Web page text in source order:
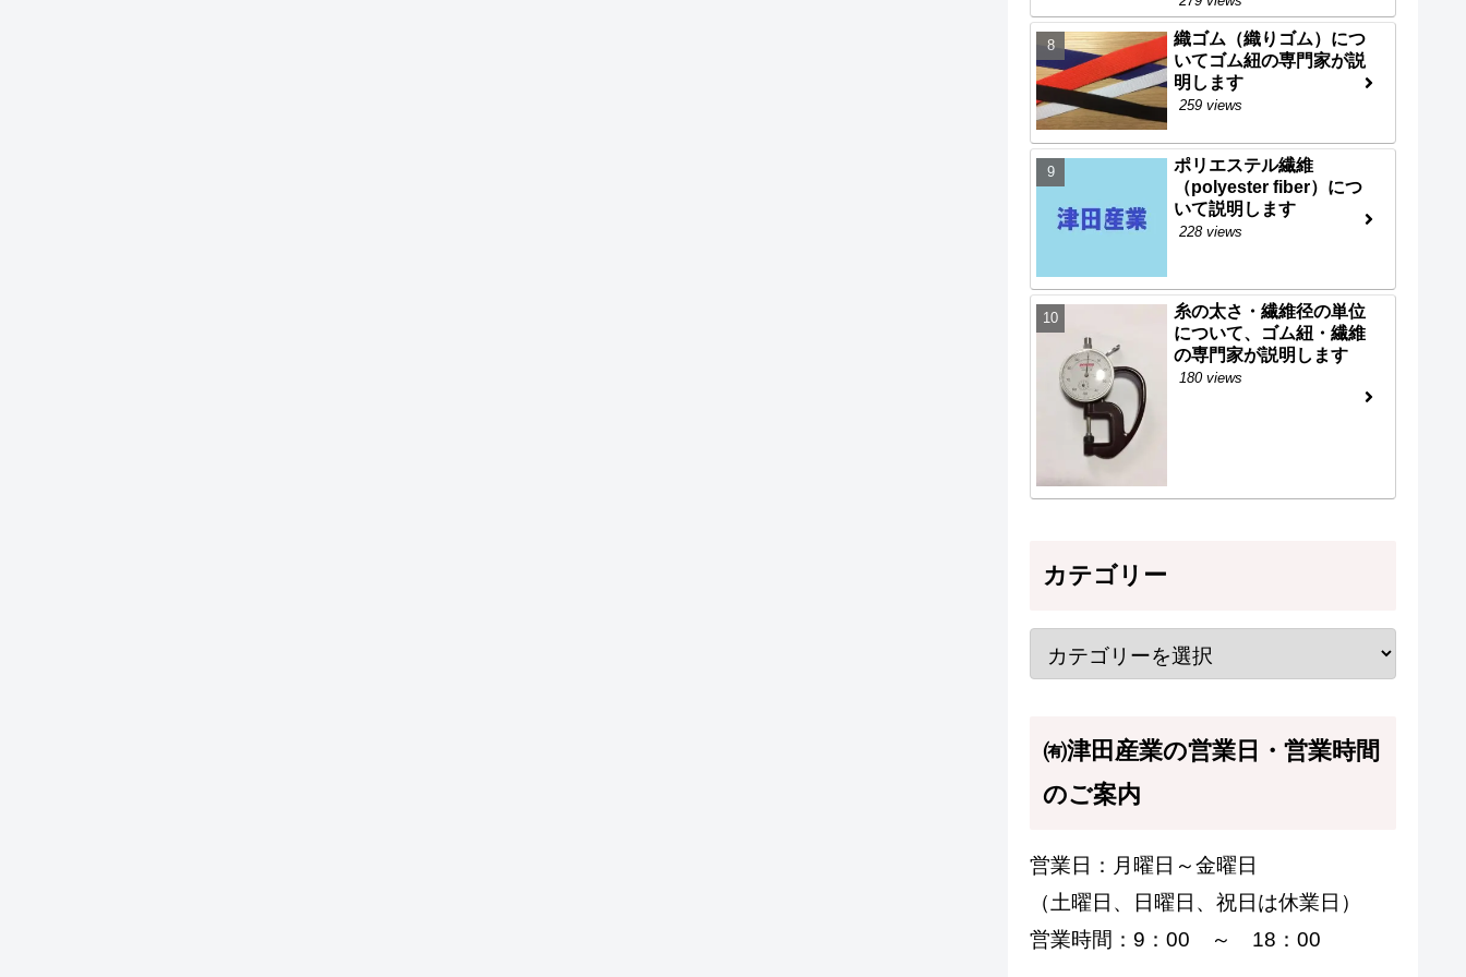
織ゴム（織りゴム）につ
いてゴム紐の専門家が説
明します
259 views
ポリエステル繊維
（polyester fiber）につ
いて説明します
228 views
糸の太さ・繊維径の単位
について、ゴム紐・繊維
の専門家が説明します
180 views
カテゴリー
㈲津田産業の営業日・営業時間
のご案内
営業日：月曜日～金曜日
（土曜日、日曜日、祝日は休業日）
営業時間：9：00 ～ 18：00